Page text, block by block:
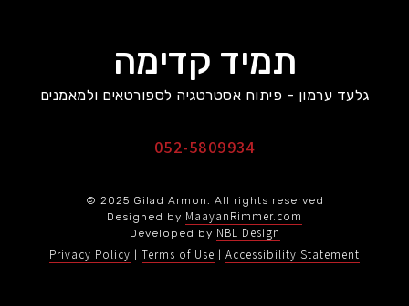
תמיד קדימה
גלעד ערמון - פיתוח אסטרטגיה לספורטאים ולמאמנים
052-5809934
© 2025 Gilad Armon. All rights reserved
Designed by MaayanRimmer.com
Developed by NBL Design
Privacy Policy
Terms of Use Accessibility Statement